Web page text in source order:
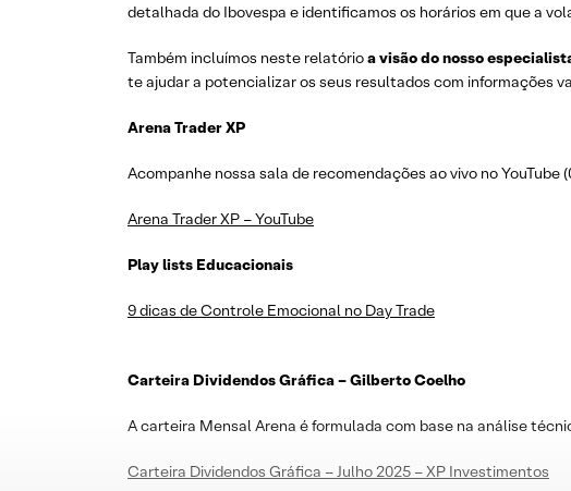
detalhada do Ibovespa e identificamos os horários em que a
Também incluímos neste relatórioa visão do nosso
te ajudar a potencializar os seus resultados com informações
Arena Trader XP
Acompanhe nossa sala de recomendações ao vivo no YouTube
Arena Trader XP – YouTube
Play lists Educacionais
9 dicas de Controle Emocional no Day Trade
Carteira Dividendos Gráfica – Gilberto Coelho
A carteira Mensal Arena é formulada com base na análise
Carteira Dividendos Gráfica – Julho 2025 – XP Investimentos